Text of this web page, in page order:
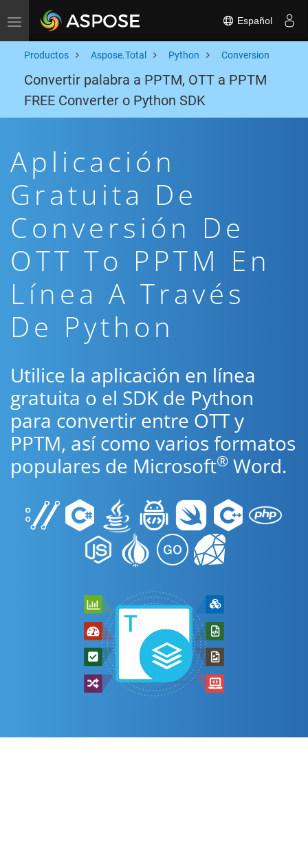
Toggle navigation Español
Productos Aspose.Total Python Conversion
Convertir palabra a PPTM, OTT a PPTM
FREE Converter o Python SDK
Aplicación
Gratuita De
Conversión De
OTT To PPTM En
Línea A Través
De Python
Utilice la aplicación en línea
gratuita o el SDK de Python
para convertir entre OTT y
PPTM, así como varios formatos
populares de Microsoft® Word.